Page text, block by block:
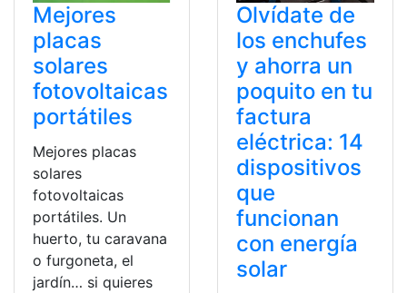
Mejores
placas
solares
fotovoltaicas
portátiles
Mejores placas
solares
fotovoltaicas
portátiles. Un
huerto, tu caravana
o furgoneta, el
jardín… si quieres
Olvídate de
los enchufes
y ahorra un
poquito en tu
factura
eléctrica: 14
dispositivos
que
funcionan
con energía
solar